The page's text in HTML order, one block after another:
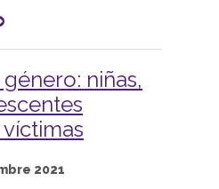
niñas,
2021